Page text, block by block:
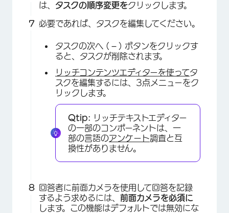
は、 タスクの順序変更をクリックします。
必要であれば、タスクを編集してください。
タスクの次へ ( – ) ボタンをクリックす
ると、タスクが削除されます。
リッチコンテンツエディターを使ってタ
スクを編集するには、3点メニューをク
リックします。
Qtip: リッチテキストエディター
の一部のコンポーネントは、一
部の言語のアンケート調査と互
換性がありません。
回答者に前面カメラを使用して回答を記録
するよう求めるには、 前面カメラを必須に
します。この機能はデフォルトでは無効にな